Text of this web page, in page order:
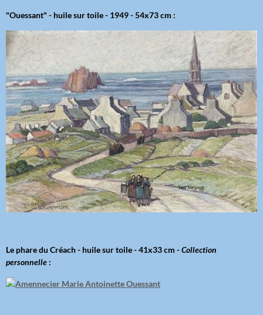
"Ouessant" - huile sur toile - 1949 - 54x73 cm :
Le phare du Créach - huile sur toile - 41x33 cm -Collection
personnelle :